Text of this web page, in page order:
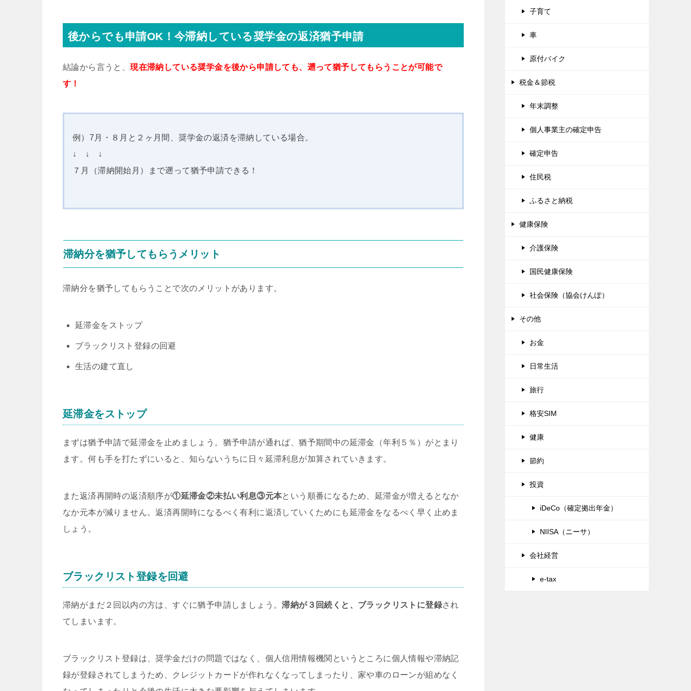
後からでも申請OK！今滞納している奨学金の返済猶予申請
結論から言うと、現在滞納している奨学金を後から申請しても、遡って猶予してもらうことが可能で
す！
例）7月・８月と２ヶ月間、奨学金の返済を滞納している場合。
↓ ↓ ↓
７月（滞納開始月）まで遡って猶予申請できる！
滞納分を猶予してもらうメリット
滞納分を猶予してもらうことで次のメリットがあります。
延滞金をストップ
ブラックリスト登録の回避
生活の建て直し
延滞金をストップ
まずは猶予申請で延滞金を止めましょう。猶予申請が通れば、猶予期間中の延滞金（年利５％）がとまり
ます。何も手を打たずにいると、知らないうちに日々延滞利息が加算されていきます。
また返済再開時の返済順序が①延滞金②未払い利息③元本という順番になるため、延滞金が増えるとなか
なか元本が減りません。返済再開時になるべく有利に返済していくためにも延滞金をなるべく早く止めま
しょう。
ブラックリスト登録を回避
滞納がまだ２回以内の方は、すぐに猶予申請しましょう。滞納が３回続くと、ブラックリストに登録され
てしまいます。
ブラックリスト登録は、奨学金だけの問題ではなく、個人信用情報機関というところに個人情報や滞納記
録が登録されてしまうため、クレジットカードが作れなくなってしまったり、家や車のローンが組めなく
子育て
車
原付バイク
税金＆節税
年末調整
個人事業主の確定申告
確定申告
住民税
ふるさと納税
健康保険
介護保険
国民健康保険
社会保険（協会けんぽ）
その他
お金
日常生活
旅行
格安SIM
健康
節約
投資
iDeCo（確定拠出年金）
NIISA（ニーサ）
会社経営
e-tax